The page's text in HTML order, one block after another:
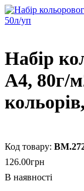
Набір
А4, 80г/
126.00грн